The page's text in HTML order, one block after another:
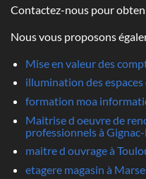
Contactez-nous pour
Nous vous proposons
Mise en valeur des
illumination des
formation moa
Maitrise d oeuvre de
professionnels à
maitre d ouvrage à
etagere magasin à